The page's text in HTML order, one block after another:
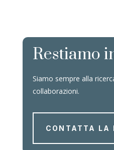
Restiamo
Siamo sempre alla
collaborazioni.
CONTATTA LA